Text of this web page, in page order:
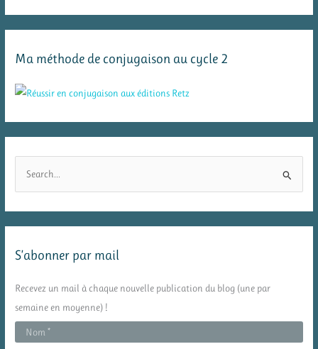
Ma méthode de conjugaison au cycle 2
rS’abonner par mail
Recevez un mail à chaque nouvelle publication du blog (une par
semaine en moyenne) !